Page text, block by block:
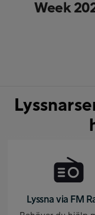
Week
Lyssna via FM